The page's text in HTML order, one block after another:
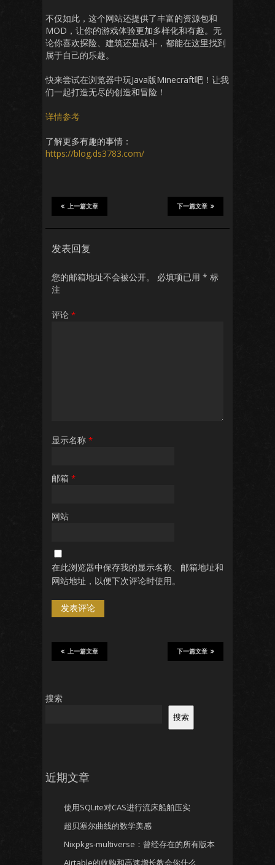
不仅如此，这个网站还提供了丰富的资源包和
MOD，让你的游戏体验更加多样化和有趣。无
论你喜欢探险、建筑还是战斗，都能在这里找到
属于自己的乐趣。
快来尝试在浏览器中玩Java版Minecraft吧！让我
们一起打造无尽的创造和冒险！
详情参考
了解更多有趣的事情：
https://blog.ds3783.com/
下一篇文章
上一篇文章
发表回复
您的邮箱地址不会被公开。 必填项已用 * 标
注
评论 *
显示名称 *
邮箱 *
网站
在此浏览器中保存我的显示名称、邮箱地址和
网站地址，以便下次评论时使用。
下一篇文章
上一篇文章
搜索
搜索
近期文章
使用SQLite对CAS进行流床船舶压实
超贝塞尔曲线的数学美感
Nixpkgs-multiverse：曾经存在的所有版本
Airtable的收购和高速增长教会你什么